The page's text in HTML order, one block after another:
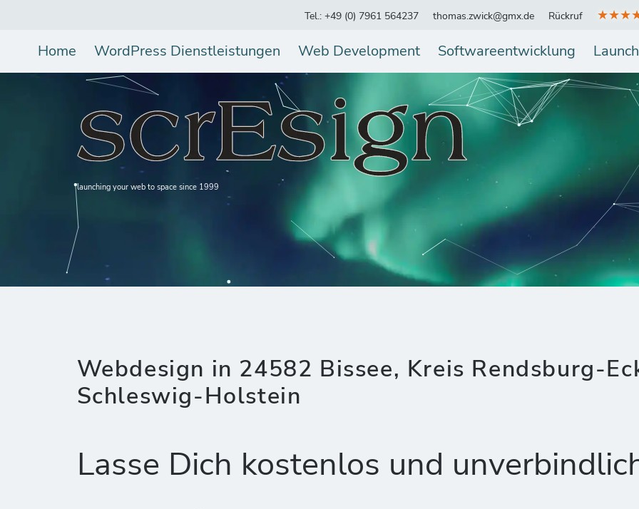
Tel.: +49 (0) 7961 564237 thomas.zwick@gmx.de Rückruf
Home WordPress Dienstleistungen Web Development Softwareentwicklung
launching your web to space since 1999
Webdesign in 24582 Bissee, Kreis Rendsburg-
Schleswig-Holstein
Lasse Dich kostenlos und